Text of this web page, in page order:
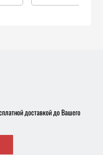
доставкой до Вашего